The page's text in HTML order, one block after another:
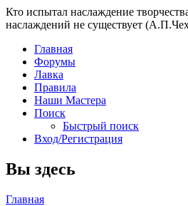
Кто испытал наслаждение
наслаждений не существует
Главная
Форумы
Лавка
Правила
Наши Мастера
Поиск
Быстрый поиск
Вход/Регистрация
Вы здесь
Главная